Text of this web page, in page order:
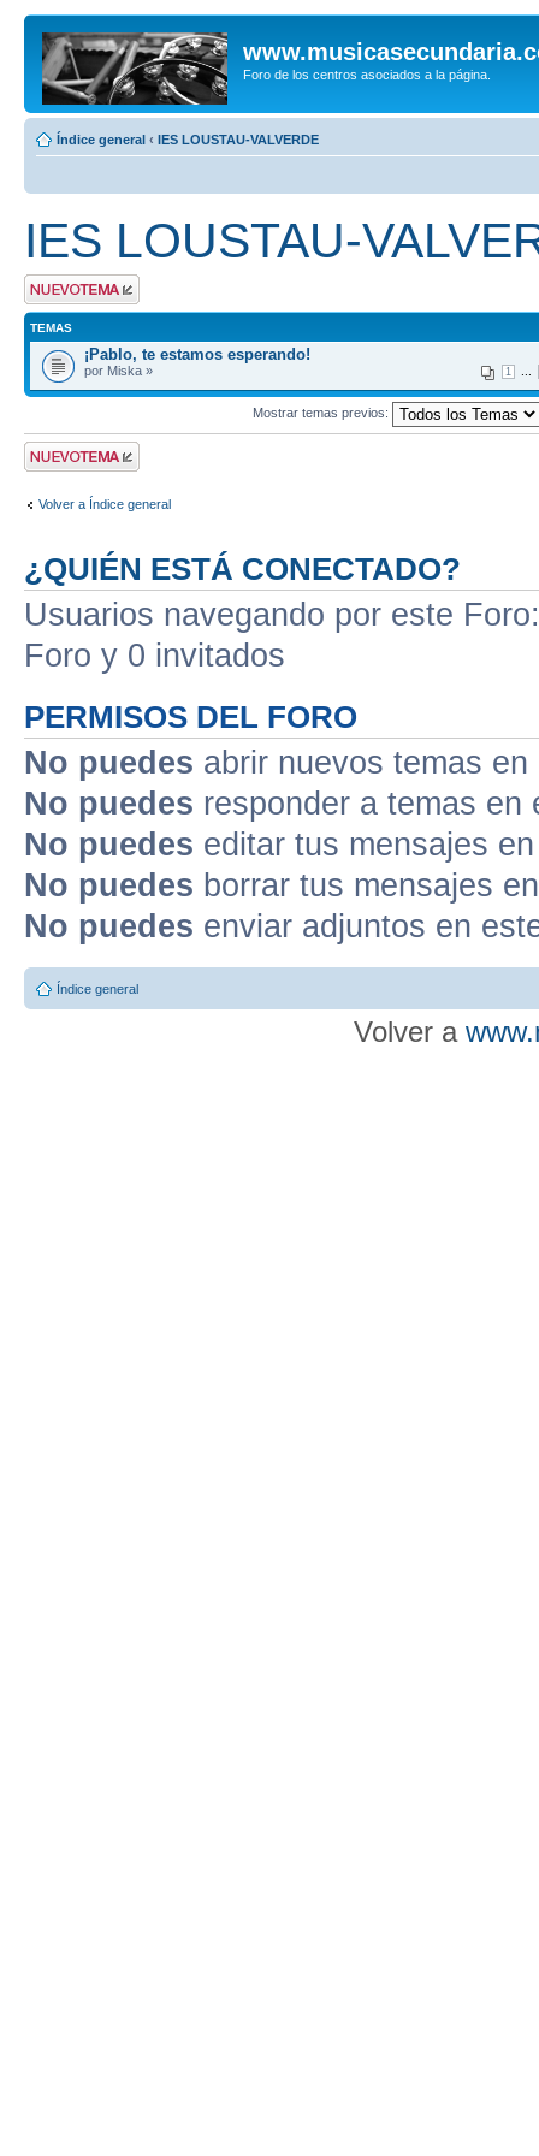
Foro de los centros asociados a la página.
Índice general ‹ IES LOUSTAU-VALVERDE
IES LOUSTAU-
Publicar un nuevo
tema
TEMAS
¡Pablo, te estamos esperando!
1
por Miska »
Mostrar temas previos:
Publicar un nuevo
tema
Volver a Índice general
¿QUIÉN ESTÁ CONECTADO?
Usuarios navegando por este
Foro y 0 invitados
PERMISOS DEL FORO
No puedes abrir nuevos temas
No puedes responder a temas en
No puedes editar tus mensajes
No puedes borrar tus mensajes
No puedes enviar adjuntos en
Índice general
Volver a